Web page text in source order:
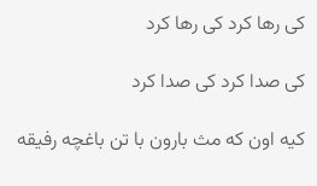
کی رها کرد کی رها کرد
کی صدا کرد کی صدا کرد
کیه اون که مث بارون با تن باغچه رفیقه